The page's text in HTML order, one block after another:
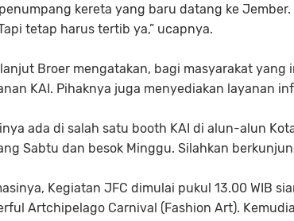
kereta yang baru datang ke
tetap harus tertib ya,” ucapnya.
Broer mengatakan, bagi masyarakat
KAI. Pihaknya juga menyediakan layanan
ada di salah satu booth KAI di alun-alun
Sabtu dan besok Minggu. Silahkan
Kegiatan JFC dimulai pukul 13.00 WIB
Artchipelago Carnival (Fashion Art).